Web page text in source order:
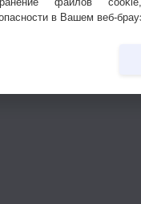
в Вашем веб-